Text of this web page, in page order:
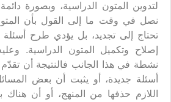
لتدوين المتون الدراسية، وبصورة
نصل في وقت ما إلى القول بأن المتون
تحتاج إلى تجديد، بل يؤدي طرح أسئلة
إصلاح وتكميل المتون الدراسية.
نشطة في هذا الجانب فالنتيجة أن
أسئلة جديدة، أو يثبت أن بعض
اللازم حذفها من المنهج، أو أن